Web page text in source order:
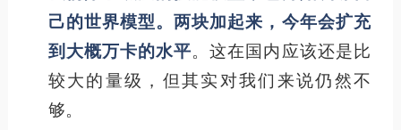
己的世界模型。两块加起来，今年会扩充
到大概万卡的水平。这在国内应该还是比
较大的量级，但其实对我们来说仍然不
够。